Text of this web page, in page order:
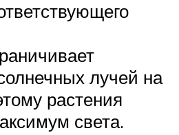
лучей на
растения
света.